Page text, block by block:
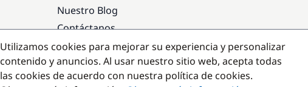
Nuestro Blog
Contáctanos
Destinos populares
Utilizamos cookies para mejorar su experiencia y personalizar
contenido y anuncios. Al usar nuestro sitio web, acepta todas
las cookies de acuerdo con nuestra política de cookies.